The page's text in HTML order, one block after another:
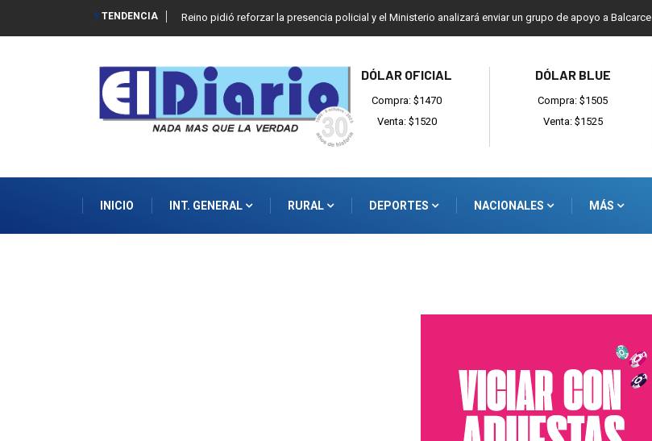
TENDENCIA Reino pidió reforzar la presencia policial y el Ministerio analizará enviar un grupo de apoyo a Balcarce
DÓLAR OFICIAL
Compra: $1470
Venta: $1520
DÓLAR BLUE
Compra: $1505
Venta: $1525
INICIO INT. GENERAL RURAL DEPORTES NACIONALES MÁS